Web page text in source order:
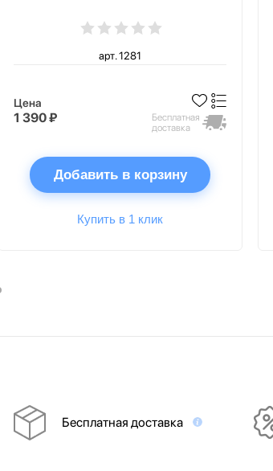
арт. 1281
Цена
1 390 ₽
Бесплатная
доставка
Добавить в корзину
Купить в 1 клик
Бесплатная доставка